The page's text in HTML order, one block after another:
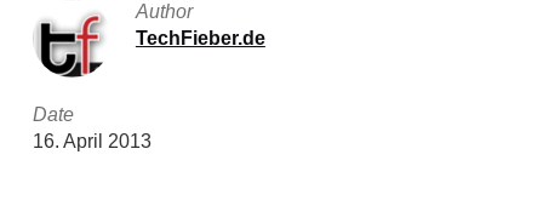
Author
TechFieber.de
Date
16. April 2013